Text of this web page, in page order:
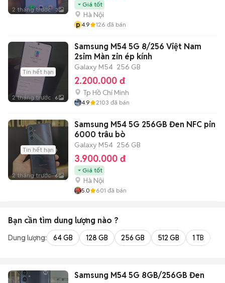
2 tháng trước 3
Giá tốt
Hà Nội
p4.9 126 đã bán
Tin hết hạn
2 tháng trước 6
Samsung M54 5G 8/256 Việt Nam
2sim Màn zin ép kính
Galaxy M54 256 GB
2.200.000 đ
Tp Hồ Chí Minh
4.9 2103 đã bán
Tin hết hạn
2 tháng trước 6
Samsung M54 5G 256GB Đen NFC pin
6000 trâu bò
Galaxy M54 256 GB
3.900.000 đ
Giá tốt
Hà Nội
5.0 601 đã bán
Bạn cần tìm dung lượng nào ?
Dung lượng: 64 GB 128 GB 256 GB 512 GB 1 TB
Samsung M54 5G 8GB/256GB Đen